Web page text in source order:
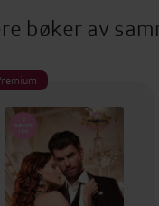
bøker av